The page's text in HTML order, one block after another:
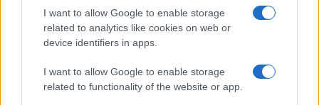
I want to allow Google to enable storage
related to analytics like cookies on web or
device identifiers in apps.
I want to allow Google to enable storage
related to functionality of the website or app.